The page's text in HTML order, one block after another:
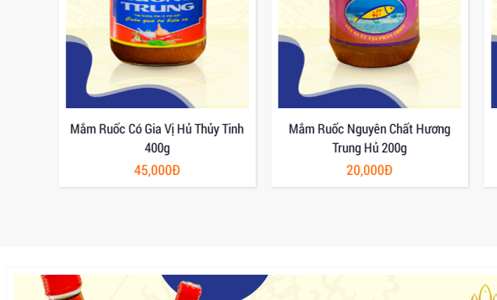
Mắm Ruốc Có Gia Vị Hủ Thủy Tinh
400g
45,000Đ
Mắm Ruốc Nguyên Chất Hương
Trung Hủ 200g
20,000Đ